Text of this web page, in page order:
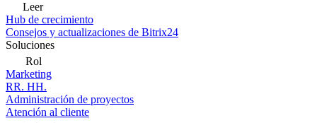
Leer
Hub de crecimiento
Consejos y actualizaciones de Bitrix24
Soluciones
Rol
Marketing
RR. HH.
Administración de proyectos
Atención al cliente